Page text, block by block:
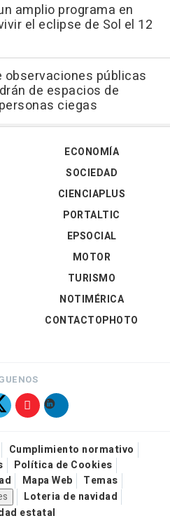
amplio programa en
el eclipse de Sol el 12
observaciones públicas
de espacios de
ciegas
ECONOMÍA
SOCIEDAD
CIENCIAPLUS
PORTALTIC
EPSOCIAL
MOTOR
TURISMO
NOTIMÉRICA
CONTACTOPHOTO
Cumplimiento normativo
Política de Cookies
Mapa Web
Temas
Loteria de navidad
estatal